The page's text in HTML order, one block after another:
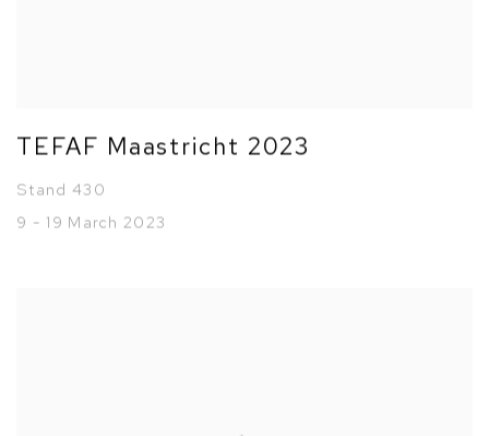
TEFAF Maastricht 2023
Stand 430
9 - 19 March 2023